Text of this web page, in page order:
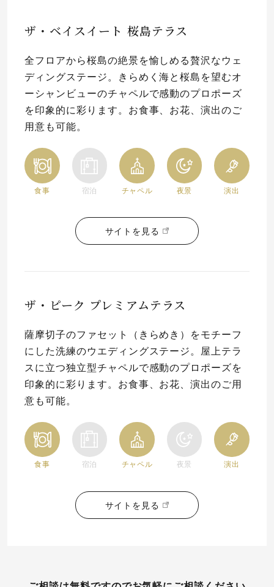
ザ・ベイスイート 桜島テラス
全フロアから桜島の絶景を愉しめる贅沢なウェ
ディングステージ。きらめく海と桜島を望むオ
ーシャンビューのチャペルで感動のプロポーズ
を印象的に彩ります。お食事、お花、演出のご
用意も可能。
食事 宿泊 チャペル 夜景 演出
サイトを見る
ザ・ピーク プレミアムテラス
薩摩切子のファセット（きらめき）をモチーフ
にした洗練のウエディングステージ。屋上テラ
スに立つ独立型チャペルで感動のプロポーズを
印象的に彩ります。お食事、お花、演出のご用
意も可能。
食事 宿泊 チャペル 夜景 演出
サイトを見る